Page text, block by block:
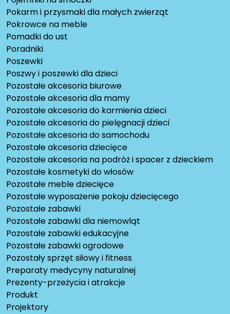
Pokarm i przysmaki dla małych zwierząt
Pokrowce na meble
Pomadki do ust
Poradniki
Poszewki
Poszwy i poszewki dla dzieci
Pozostałe akcesoria biurowe
Pozostałe akcesoria dla mamy
Pozostałe akcesoria do karmienia dzieci
Pozostałe akcesoria do pielęgnacji dzieci
Pozostałe akcesoria do samochodu
Pozostałe akcesoria dziecięce
Pozostałe akcesoria na podróż i spacer z dzieckiem
Pozostałe kosmetyki do włosów
Pozostałe meble dziecięce
Pozostałe wyposażenie pokoju dziecięcego
Pozostałe zabawki
Pozostałe zabawki dla niemowląt
Pozostałe zabawki edukacyjne
Pozostałe zabawki ogrodowe
Pozostały sprzęt siłowy i fitness
Preparaty medycyny naturalnej
Prezenty-przeżycia i atrakcje
Produkt
Projektory